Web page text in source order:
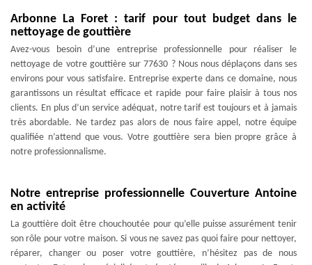
Arbonne La Foret : tarif pour tout budget dans le
nettoyage de gouttière
Avez-vous besoin d’une entreprise professionnelle pour réaliser le
nettoyage de votre gouttière sur 77630 ? Nous nous déplaçons dans ses
environs pour vous satisfaire. Entreprise experte dans ce domaine, nous
garantissons un résultat efficace et rapide pour faire plaisir à tous nos
clients. En plus d’un service adéquat, notre tarif est toujours et à jamais
très abordable. Ne tardez pas alors de nous faire appel, notre équipe
qualifiée n’attend que vous. Votre gouttière sera bien propre grâce à
notre professionnalisme.
Notre entreprise professionnelle Couverture Antoine
en activité
La gouttière doit être chouchoutée pour qu’elle puisse assurément tenir
son rôle pour votre maison. Si vous ne savez pas quoi faire pour nettoyer,
réparer, changer ou poser votre gouttière, n’hésitez pas de nous